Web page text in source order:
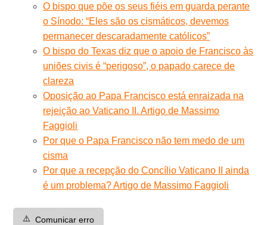
O bispo que põe os seus fiéis em guarda perante
o Sínodo: “Eles são os cismáticos, devemos
permanecer descaradamente católicos”
O bispo do Texas diz que o apoio de Francisco às
uniões civis é “perigoso”, o papado carece de
clareza
Oposição ao Papa Francisco está enraizada na
rejeição ao Vaticano II. Artigo de Massimo
Faggioli
Por que o Papa Francisco não tem medo de um
cisma
Por que a recepção do Concílio Vaticano II ainda
é um problema? Artigo de Massimo Faggioli
⚠️ Comunicar erro